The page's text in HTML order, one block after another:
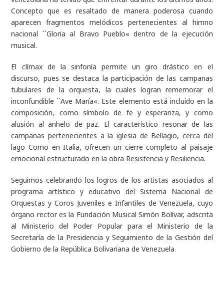
Concepto que es resaltado de manera poderosa cuando
aparecen fragmentos melódicos pertenecientes al himno
nacional ´´Gloria al Bravo Pueblo« dentro de la ejecución
musical.
El clímax de la sinfonía permite un giro drástico en el
discurso, pues se destaca la participación de las campanas
tubulares de la orquesta, la cuales logran rememorar el
inconfundible ´´Ave María«. Este elemento está incluido en la
composición, como símbolo de fe y esperanza, y como
alusión al anhelo de paz. El característico resonar de las
campanas pertenecientes a la iglesia de Bellagio, cerca del
lago Como en Italia, ofrecen un cierre completo al paisaje
emocional estructurado en la obra Resistencia y Resiliencia.
Seguimos celebrando los logros de los artistas asociados al
programa artístico y educativo del Sistema Nacional de
Orquestas y Coros Juveniles e Infantiles de Venezuela, cuyo
órgano rector es la Fundación Musical Simón Bolívar, adscrita
al Ministerio del Poder Popular para el Ministerio de la
Secretaría de la Presidencia y Seguimiento de la Gestión del
Gobierno de la República Bolivariana de Venezuela.